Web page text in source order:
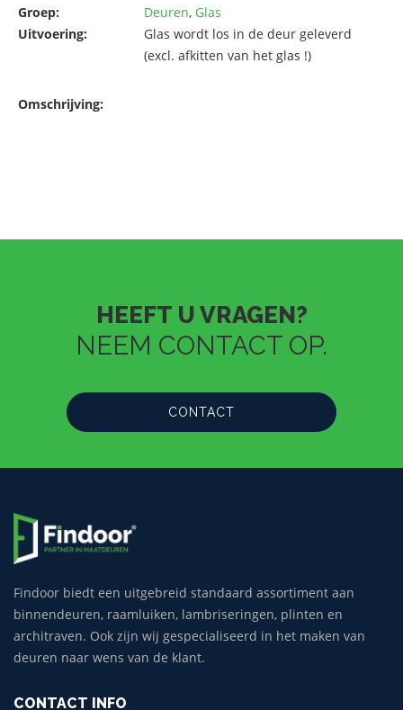
Groep:
Deuren, Glas
Uitvoering:
Glas wordt los in de deur geleverd
(excl. afkitten van het glas !)
Omschrijving:
HEEFT U VRAGEN?
NEEM CONTACT OP.
CONTACT
Findoor biedt een uitgebreid standaard assortiment aan
binnendeuren, raamluiken, lambriseringen, plinten en
architraven. Ook zijn wij gespecialiseerd in het maken van
deuren naar wens van de klant.
CONTACT INFO